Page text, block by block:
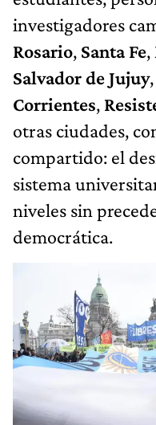
investigadores
Rosario, Santa Fe,
Salvador deJujuy,
Corrientes,
otras ciudades,
compartido: el
sistema
niveles sin
democrática.